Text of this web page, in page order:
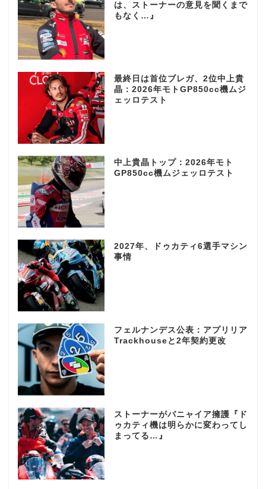
は、ストーナーの意見を聞くまで
もなく…』
最終日は首位ブレガ、2位中上貴
晶：2026年モトGP850cc機ムジ
ェッロテスト
中上貴晶トップ：2026年モト
GP850cc機ムジェッロテスト
2027年、ドゥカティ6選手マシン
事情
フェルナンデス公表：アプリリア
Trackhouseと2年契約更改
ストーナーがバニャイア擁護『ド
ゥカティ機は明らかに変わってし
まってる…』